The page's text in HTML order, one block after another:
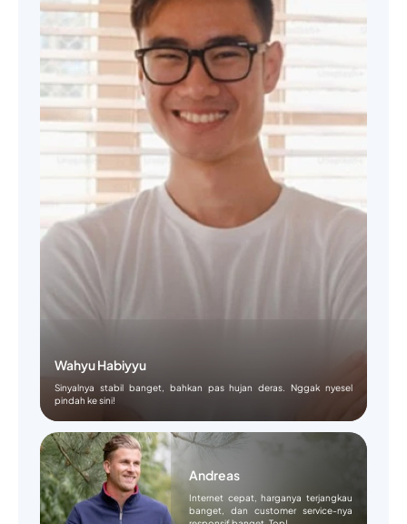
Wahyu Habiyyu
Sinyalnya stabil banget, bahkan pas hujan deras. Nggak nyesel
pindah ke sini!
Andreas
Internet cepat, harganya terjangkau
banget, dan customer service-nya